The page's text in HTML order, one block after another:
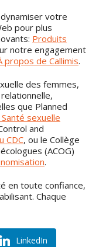
votre
pour plus
Produits
notre engagement
propos de Callimis.
des femmes,
que Planned
sexuelle
and
CDC, ou le Collège
(ACOG)
.
en toute confiance,
Chaque
LinkedIn